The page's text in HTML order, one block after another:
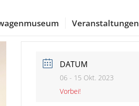
Veranstaltungen
DATUM
06 - 15 Okt. 2023
Vorbei!